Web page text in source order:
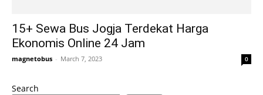
15+ Sewa Bus Jogja Terdekat Harga
Ekonomis Online 24 Jam
magnetobus - March 7, 2023 0
Search